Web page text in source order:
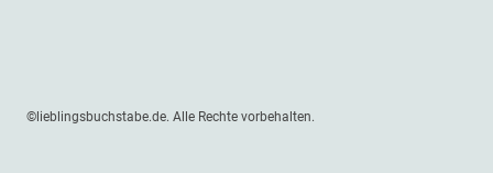
©lieblingsbuchstabe.de. Alle Rechte vorbehalten.